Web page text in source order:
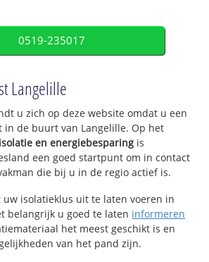
0519-235017
Langelille
u zich op deze website omdat u een
in de buurt van Langelille. Op het
en energiebesparing is
een goed startpunt om in contact
die bij u in de regio actief is.
isolatieklus uit te laten voeren in
belangrijk u goed te laten informeren
het meest geschikt is en
van het pand zijn.